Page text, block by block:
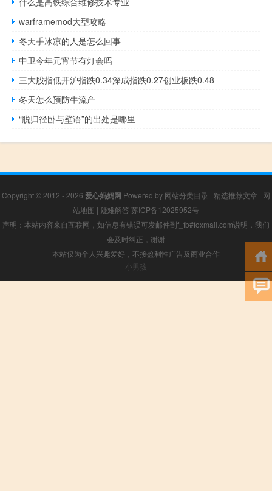
warframemod大型攻略
冬天手冰凉的人是怎么回事
中卫今年元宵节有灯会吗
三大股指低开沪指跌0.34深成指跌0.27创业板跌0.48
冬天怎么预防牛流产
“脱归径卧与壁语”的出处是哪里
Copyright © 2012 - 2026 爱心妈妈网 Powered by 网站分类目录 | 精选推荐文章 | 网
站地图 | 疑难解答 苏ICP备12025952号
声明：本站内容来自互联网，如信息有错误可发邮件到f_fb#foxmail.com说明，我们
会及时纠正，谢谢
本站仅为个人兴趣爱好，不接盈利性广告及商业合作
小男孩